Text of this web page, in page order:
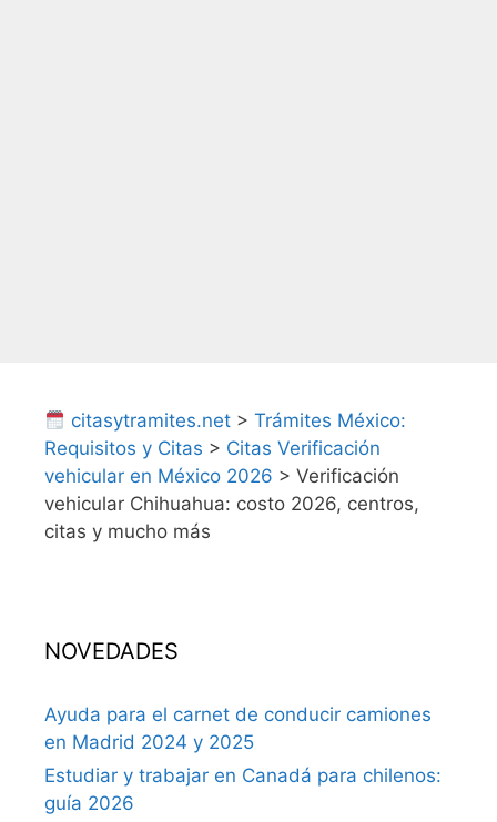
citasytramites.net >Trámites México:
Requisitos y Citas > Citas Verificación
vehicular en México 2026 > Verificación
vehicular Chihuahua: costo 2026, centros,
citas y mucho más
NOVEDADES
Ayuda para el carnet de conducir camiones
en Madrid 2024 y 2025
Estudiar y trabajar en Canadá para chilenos:
guía 2026